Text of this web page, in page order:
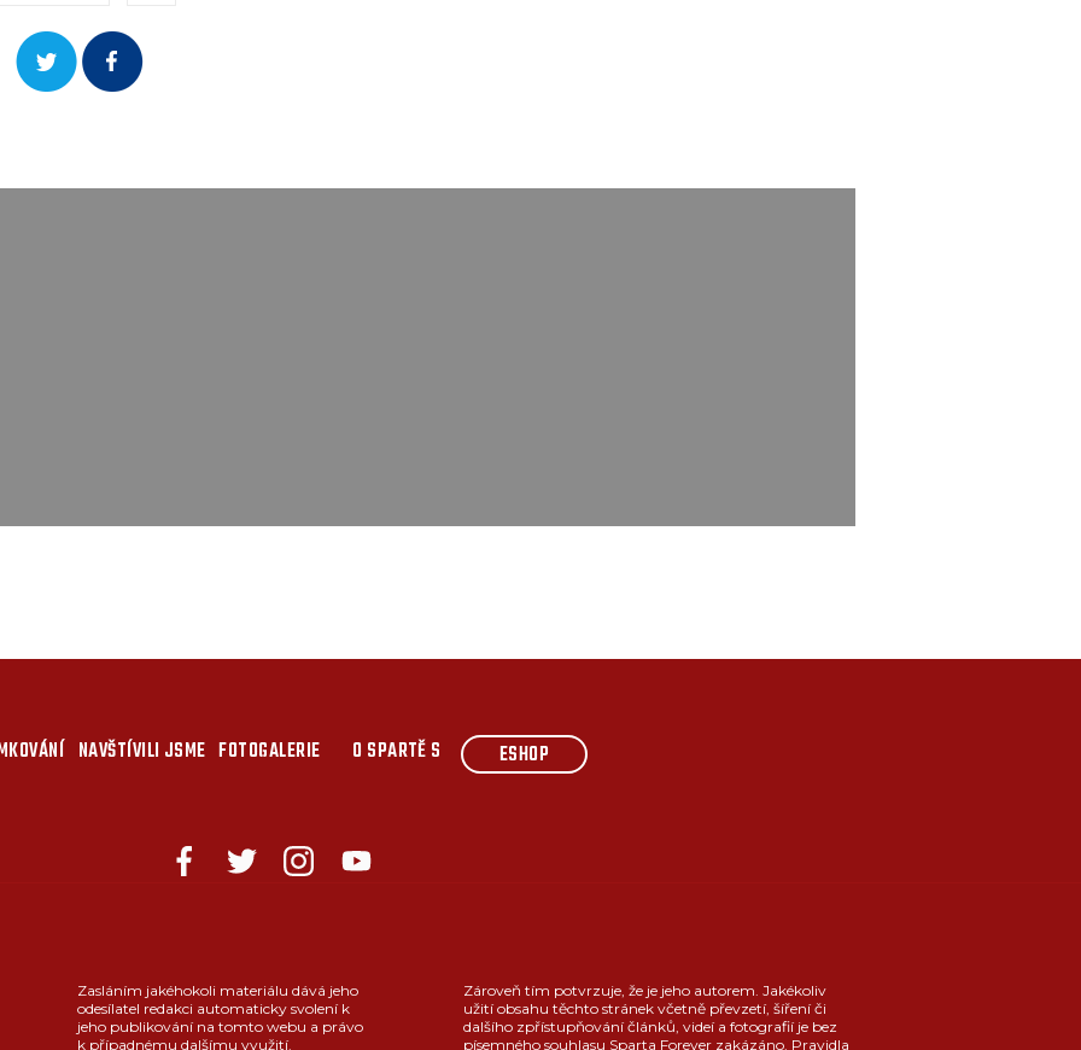
NAVŠTÍVILI JSME FOTOGALERIE O SPARTĚ S ESHOP
Zasláním jakéhokoli materiálu dává jeho
odesílatel redakci automaticky svolení k
jeho publikování na tomto webu a právo
k případnému dalšímu využití.
Zároveň tím potvrzuje, že je jeho autorem. Jakékoliv
užití obsahu těchto stránek včetně převzetí, šíření či
dalšího zpřístupňování článků, videí a fotografií je bez
písemného souhlasu Sparta Forever zakázáno. Pravidla